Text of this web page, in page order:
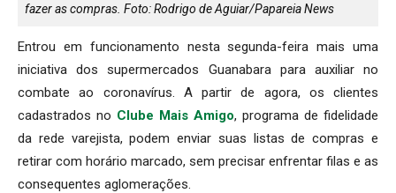
fazer as compras. Foto: Rodrigo de Aguiar/Papareia News
Entrou em funcionamento nesta segunda-feira mais uma
iniciativa dos supermercados Guanabara para auxiliar no
combate ao coronavírus. A partir de agora, os clientes
cadastrados no Clube Mais Amigo, programa de fidelidade
da rede varejista, podem enviar suas listas de compras e
retirar com horário marcado, sem precisar enfrentar filas e as
consequentes aglomerações.